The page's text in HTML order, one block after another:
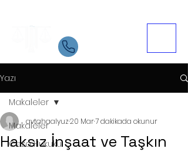
05534084721
Yazı
Makaleler
Ceza Hukuku
Makaleler
Haksız İnşaat ve Taşkın
avtahaalyuz20 Mar7 dakikada okunur